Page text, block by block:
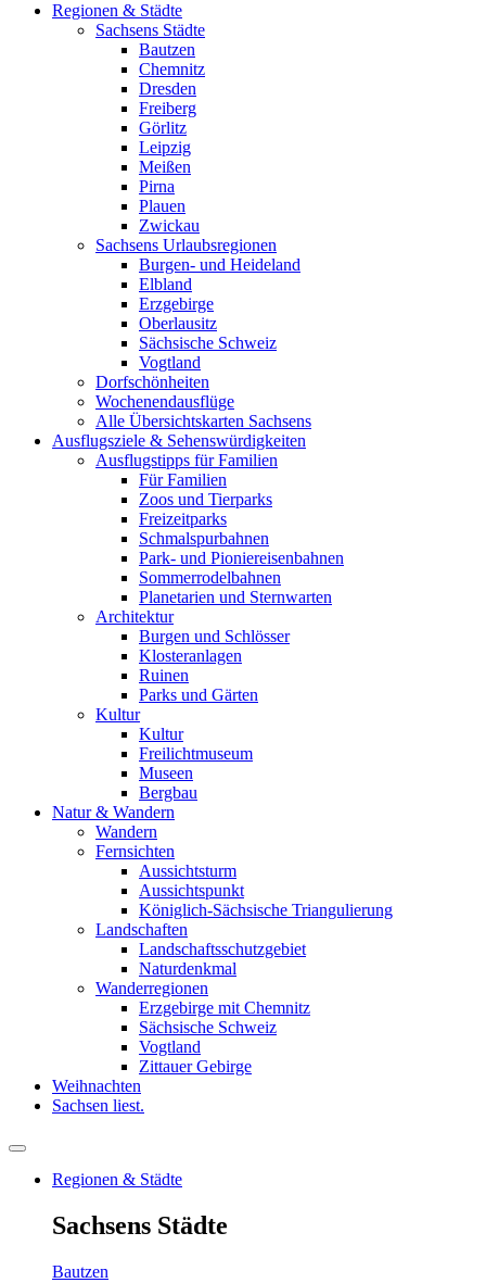
Regionen & Städte
Sachsens Städte
Bautzen
Chemnitz
Dresden
Freiberg
Görlitz
Leipzig
Meißen
Pirna
Plauen
Zwickau
Sachsens Urlaubsregionen
Burgen- und Heideland
Elbland
Erzgebirge
Oberlausitz
Sächsische Schweiz
Vogtland
Dorfschönheiten
Wochenendausflüge
Alle Übersichtskarten Sachsens
Ausflugsziele & Sehenswürdigkeiten
Ausflugstipps für Familien
Für Familien
Zoos und Tierparks
Freizeitparks
Schmalspurbahnen
Park- und Pioniereisenbahnen
Sommerrodelbahnen
Planetarien und Sternwarten
Architektur
Burgen und Schlösser
Klosteranlagen
Ruinen
Parks und Gärten
Kultur
Kultur
Freilichtmuseum
Museen
Bergbau
Natur & Wandern
Wandern
Fernsichten
Aussichtsturm
Aussichtspunkt
Königlich-Sächsische Triangulierung
Landschaften
Landschaftsschutzgebiet
Naturdenkmal
Wanderregionen
Erzgebirge mit Chemnitz
Sächsische Schweiz
Vogtland
Zittauer Gebirge
Weihnachten
Sachsen liest.
Regionen & Städte
Sachsens Städte
Bautzen